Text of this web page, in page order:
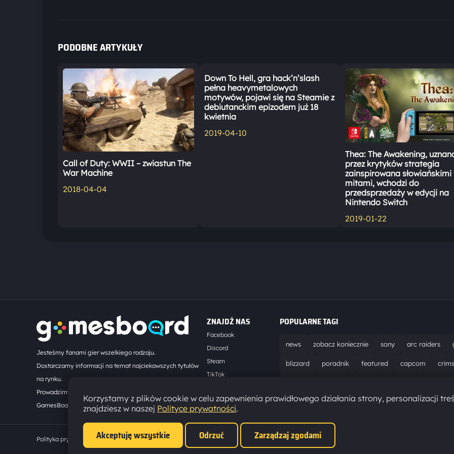
PODOBNE ARTYKUŁY
Call of Duty: WWII – zwiastun The
War Machine
2018-04-04
Down To Hell, gra hack’n’slash
pełna heavymetalowych
motywów, pojawi się na Steamie z
debiutanckim epizodem już 18
kwietnia
2019-04-10
Thea: The Awakening,
przez krytyków strategia
zainspirowana słowiańskimi
mitami, wchodzi do
przedsprzedaży w edycji na
Nintendo Switch
2019-01-22
Jesteśmy fanami gier wszelkiego rodzaju.
Dostarczamy informacji na temat najciekawszych tytułów
na rynku.
Prowadzimy turnieje online. Działamy od 2008 roku.
GamesBoard.pl © 2026
ZNAJDŹ NAS
Facebook
Discord
Steam
TikTok
POPULARNE TAGI
news zobacz koniecznie sony arc raiders
blizzard poradnik featured capcom
aktualizacja pc epic games hytale
Polityka prywatności · Ustawienia cookies
Korzystamy z plików cookie w celu zapewnienia prawidłowego działania strony, personalizacji
znajdziesz w naszej Polityce prywatności.
Akceptuję wszystkie Odrzuć Zarządzaj zgodami